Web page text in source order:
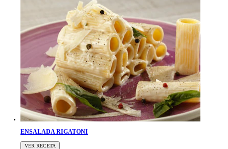
ENSALADA RIGATONI
VER RECETA